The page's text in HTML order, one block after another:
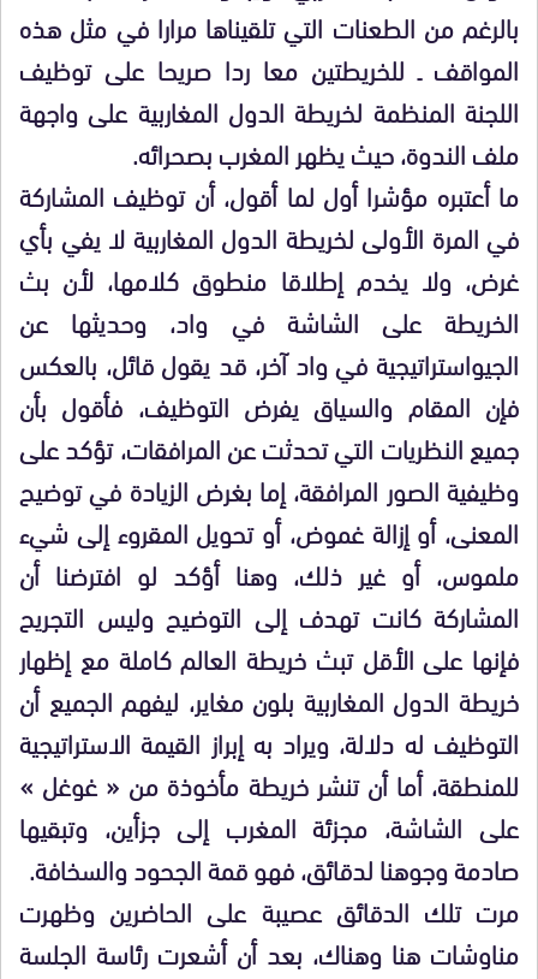
بالرغم من الطعنات التي تلقيناها مرارا في مثل هذه
المواقف ـ للخريطتين معا ردا صريحا على توظيف
اللجنة المنظمة لخريطة الدول المغاربية على واجهة
ملف الندوة، حيث يظهر المغرب بصحرائه.
ما أعتبره مؤشرا أول لما أقول، أن توظيف المشاركة
في المرة الأولى لخريطة الدول المغاربية لا يفي بأي
غرض، ولا يخدم إطلاقا منطوق كلامها، لأن بث
الخريطة على الشاشة في واد، وحديثها عن
الجيواستراتيجية في واد آخر، قد يقول قائل، بالعكس
فإن المقام والسياق يفرض التوظيف، فأقول بأن
جميع النظريات التي تحدثت عن المرافقات، تؤكد على
وظيفية الصور المرافقة، إما بغرض الزيادة في توضيح
المعنى، أو إزالة غموض، أو تحويل المقروء إلى شيء
ملموس، أو غير ذلك، وهنا أؤكد لو افترضنا أن
المشاركة كانت تهدف إلى التوضيح وليس التجريح
فإنها على الأقل تبث خريطة العالم كاملة مع إظهار
خريطة الدول المغاربية بلون مغاير، ليفهم الجميع أن
التوظيف له دلالة، ويراد به إبراز القيمة الاستراتيجية
للمنطقة، أما أن تنشر خريطة مأخوذة من « غوغل »
على الشاشة، مجزئة المغرب إلى جزأين، وتبقيها
صادمة وجوهنا لدقائق، فهو قمة الجحود والسخافة.
مرت تلك الدقائق عصيبة على الحاضرين وظهرت
مناوشات هنا وهناك، بعد أن أشعرت رئاسة الجلسة